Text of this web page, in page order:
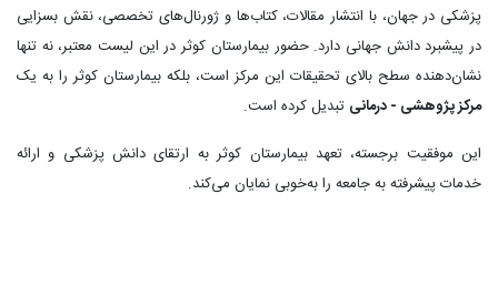
پزشکی در جهان، با انتشار مقالات، کتاب‌ها و ژورنال‌های تخصصی، نقش بسزایی
در پیشبرد دانش جهانی دارد. حضور بیمارستان کوثر در این لیست معتبر، نه تنها
نشان‌دهنده سطح بالای تحقیقات این مرکز است، بلکه بیمارستان کوثر را به یک
مرکز پژوهشی - درمانی تبدیل کرده است.
این موفقیت برجسته، تعهد بیمارستان کوثر به ارتقای دانش پزشکی و ارائه
خدمات پیشرفته به جامعه را به‌خوبی نمایان می‌کند.